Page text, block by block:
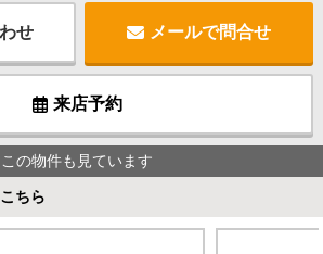
せ メールで問合せ
来店予約
の物件も見ています
ちら